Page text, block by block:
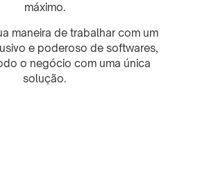
máximo.
maneira de trabalhar com um
e poderoso de softwares,
o negócio com uma única
solução.